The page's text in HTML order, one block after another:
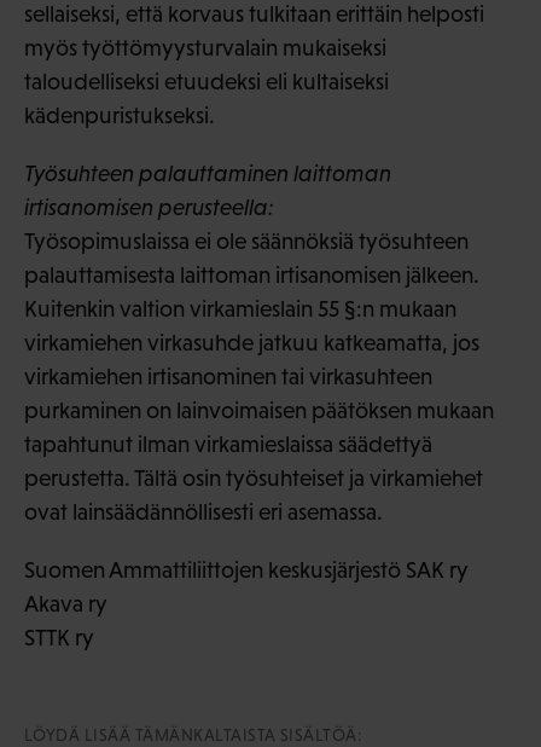
sellaiseksi, että korvaus tulkitaan erittäin helposti
myös työttömyysturvalain mukaiseksi
taloudelliseksi etuudeksi eli kultaiseksi
kädenpuristukseksi.
Työsuhteen palauttaminen laittoman
irtisanomisen perusteella:
Työsopimuslaissa ei ole säännöksiä työsuhteen
palauttamisesta laittoman irtisanomisen jälkeen.
Kuitenkin valtion virkamieslain 55 §:n mukaan
virkamiehen virkasuhde jatkuu katkeamatta, jos
virkamiehen irtisanominen tai virkasuhteen
purkaminen on lainvoimaisen päätöksen mukaan
tapahtunut ilman virkamieslaissa säädettyä
perustetta. Tältä osin työsuhteiset ja virkamiehet
ovat lainsäädännöllisesti eri asemassa.
Suomen Ammattiliittojen keskusjärjestö SAK ry
Akava ry
STTK ry
LÖYDÄ LISÄÄ TÄMÄNKALTAISTA SISÄLTÖÄ: